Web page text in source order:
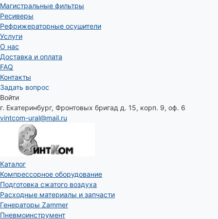
Магистральные фильтры
Ресиверы
Рефрижераторные осушители
Услуги
О нас
Доставка и оплата
FAQ
Контакты
Задать вопрос
Войти
г. Екатеринбург, Фронтовых бригад д. 15, корп. 9, оф. 6
vintcom-ural@mail.ru
Каталог
Компрессорное оборудование
Подготовка сжатого воздуха
Расходные материалы и запчасти
Генераторы Zammer
Пневмоинструмент